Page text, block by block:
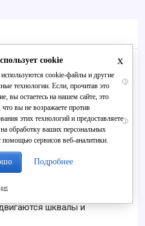
БПЛА
i
Крыма: Что люди
i
а смеяться вы
дворики»:
двор
шквалы и
x
cookie
используются cookie-файлы и другие
технологии. Если, прочитав это
вы остаетесь на нашем сайте, это
что вы не возражаете против
этих технологий и предоставляете
на обработку ваших персональных
помощью сервисов веб-аналитики.
Подробнее